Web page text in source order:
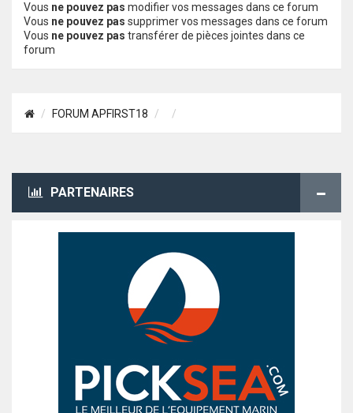
Vous ne pouvez pas modifier vos messages dans ce forum
Vous ne pouvez pas supprimer vos messages dans ce forum
Vous ne pouvez pas transférer de pièces jointes dans ce
forum
FORUM APFIRST18
PARTENAIRES